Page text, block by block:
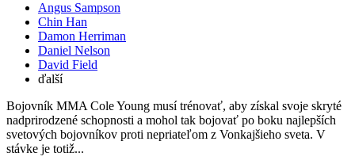
Angus Sampson
Chin Han
Damon Herriman
Daniel Nelson
David Field
ďalší
Bojovník MMA Cole Young musí trénovať, aby získal svoje skryté
nadprirodzené schopnosti a mohol tak bojovať po boku najlepších
svetových bojovníkov proti nepriateľom z Vonkajšieho sveta. V
stávke je totiž...